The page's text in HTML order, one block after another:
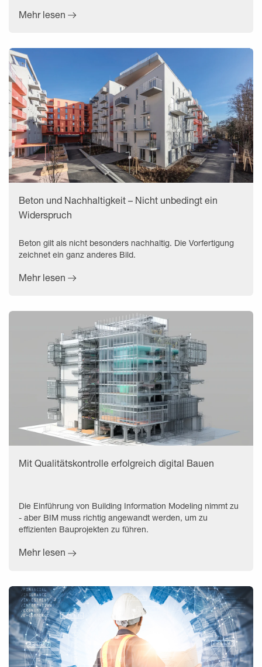
Mehr lesen
Beton und Nachhaltigkeit – Nicht unbedingt ein
Widerspruch
Beton gilt als nicht besonders nachhaltig. Die Vorfertigung
zeichnet ein ganz anderes Bild.
Mehr lesen
Mit Qualitätskontrolle erfolgreich digital Bauen
Die Einführung von Building Information Modeling nimmt zu
- aber BIM muss richtig angewandt werden, um zu
effizienten Bauprojekten zu führen.
Mehr lesen